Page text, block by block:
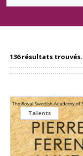
136 résultats trouvés.
Talents